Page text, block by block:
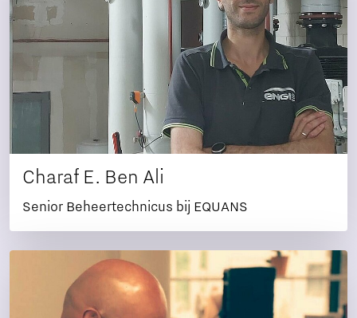
Charaf E. Ben Ali
Senior Beheertechnicus bij EQUANS